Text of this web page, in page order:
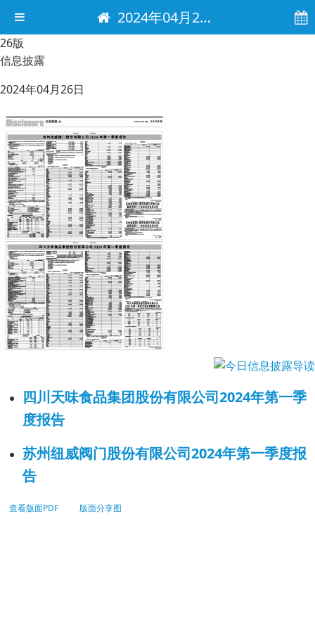
2024年04月26日 电子报
26版
信息披露
2024年04月26日
四川天味食品集团股份有限公司2024年第一季
度报告
苏州纽威阀门股份有限公司2024年第一季度报
告
查看版面PDF 版面分享图